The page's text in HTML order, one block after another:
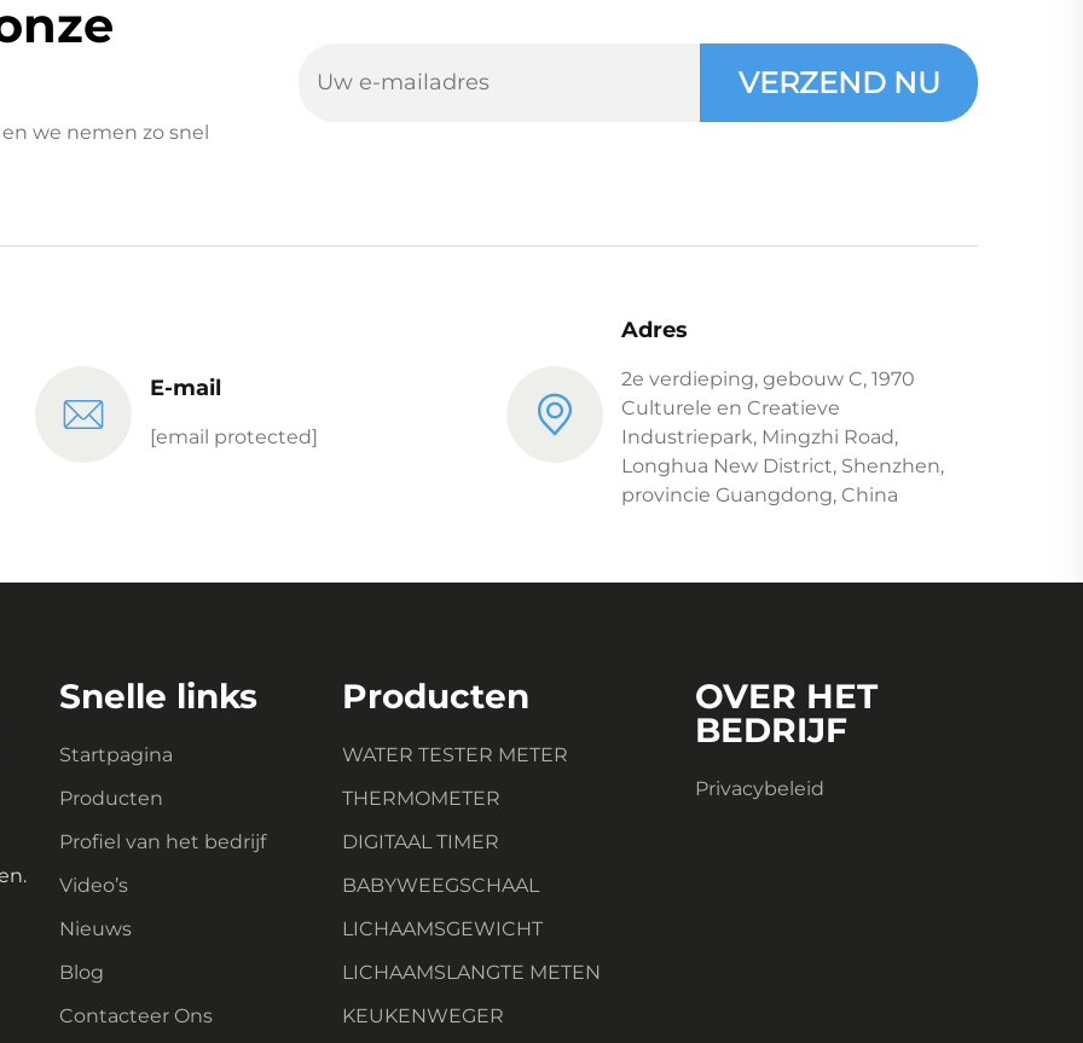
we nemen zo snel
VERZEND NU
E-mail
[email protected]
Adres
2e verdieping, gebouw C, 1970
Culturele en Creatieve
Industriepark, Mingzhi Road,
Longhua New District, Shenzhen,
provincie Guangdong, China
Snelle links
Startpagina
Producten
Profiel van het bedrijf
Video’s
Nieuws
Blog
Contacteer Ons
Producten
WATER TESTER METER
THERMOMETER
DIGITAAL TIMER
BABYWEEGSCHAAL
LICHAAMSGEWICHT
LICHAAMSLANGTE METEN
KEUKENWEGER
OVER HET
BEDRIJF
Privacybeleid